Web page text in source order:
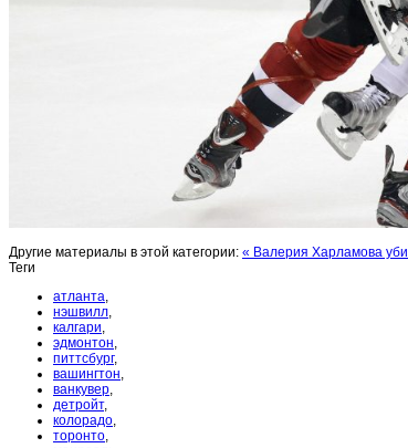
Другие материалы в этой категории: « Валерия Харламова
Теги
атланта,
нэшвилл,
калгари,
эдмонтон,
питтсбург,
вашингтон,
ванкувер,
детройт,
колорадо,
торонто,